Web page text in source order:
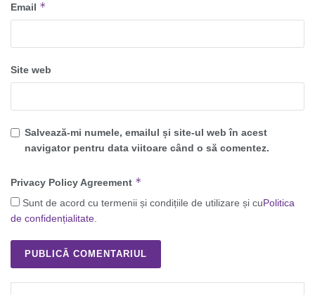
Email *
Site web
Salvează-mi numele, emailul și site-ul web în acest
navigator pentru data viitoare când o să comentez.
Privacy Policy Agreement *
Sunt de acord cu termenii și condițiile de utilizare și cuPolitica
de confidențialitate.